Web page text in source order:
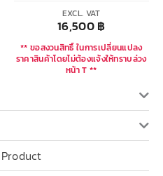
EXCL. VAT
16,500฿
** ขอสงวนสิทธิ์ ในการเปลี่ยนแปลง
ราคาสินค้าโดยไม่ต้องแจ้งให้ทราบล่วง
หน้า T **